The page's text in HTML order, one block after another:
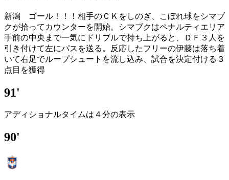
新潟 ゴール！！！相手のＣＫをしのぎ、こぼれ球をシマブ
クが拾ってカウンターを開始。シマブクはペナルティエリア
手前の中央まで一気にドリブルで持ち上がると、ＤＦ３人を
引き付けて左にパスを送る。反応したフリーの伊藤は落ち着
いて右足でループシュートを流し込み、試合を決定付ける３
点目を獲得
91'
アディショナルタイムは４分の表示
90'